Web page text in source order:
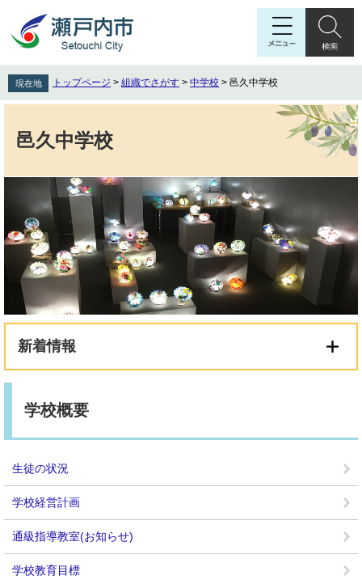
先
頭
を
飛
文
現在地 トップページ > 組織でさがす > 中学校 > 邑久中学校
邑久中学校
新着情報
学校概要
生徒の状況
学校経営計画
通級指導教室(お知らせ)
学校教育目標